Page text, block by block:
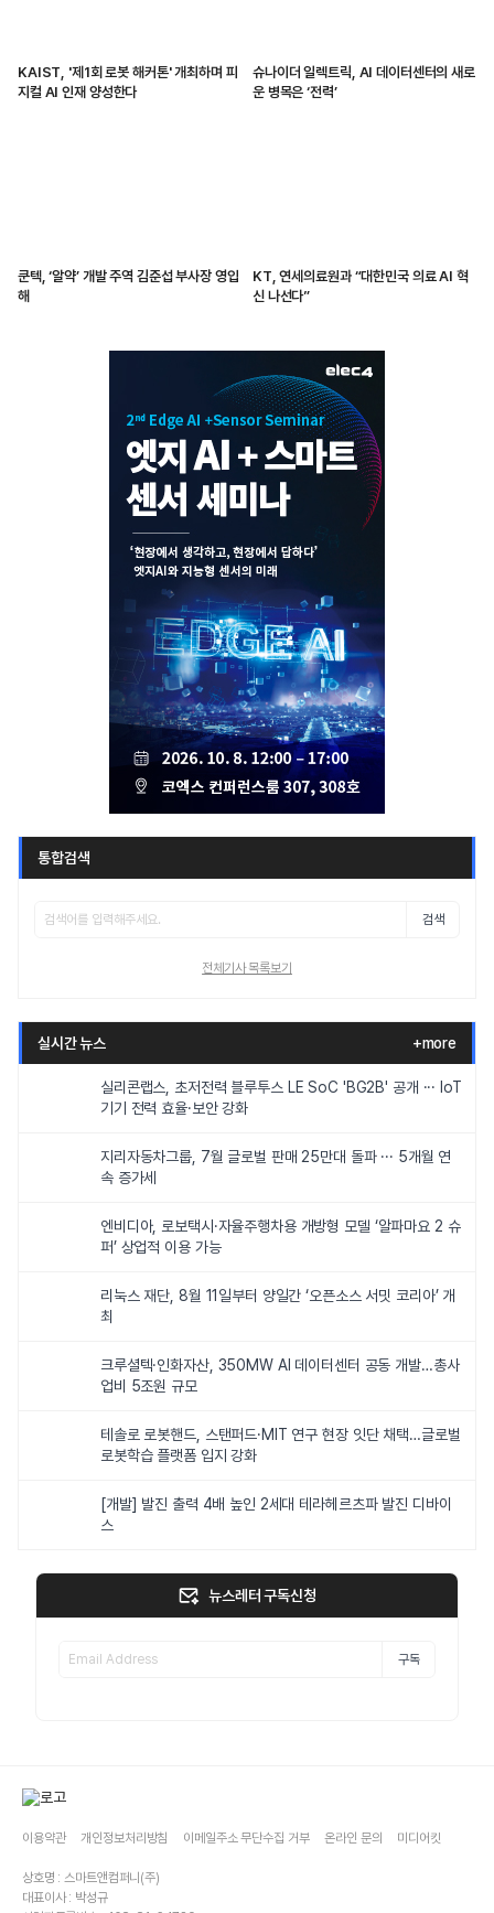
KAIST, '제1회 로봇 해커톤' 개최하며 피
지컬 AI 인재 양성한다
슈나이더 일렉트릭, AI 데이터센터의 새로
운 병목은 ‘전력’
쿤텍, ‘알약’ 개발 주역 김준섭 부사장 영입
해
KT, 연세의료원과 “대한민국 의료 AI 혁
신 나선다”
통합검색
검색
전체기사 목록보기
실시간 뉴스 +more
실리콘랩스, 초저전력 블루투스 LE SoC 'BG2B' 공개 ··· IoT
기기 전력 효율·보안 강화
지리자동차그룹, 7월 글로벌 판매 25만대 돌파 ··· 5개월 연
속 증가세
엔비디아, 로보택시·자율주행차용 개방형 모델 ‘알파마요 2 슈
퍼’ 상업적 이용 가능
리눅스 재단, 8월 11일부터 양일간 ‘오픈소스 서밋 코리아’ 개
최
크루셜텍·인화자산, 350MW AI 데이터센터 공동 개발…총사
업비 5조원 규모
테솔로 로봇핸드, 스탠퍼드·MIT 연구 현장 잇단 채택…글로벌
로봇학습 플랫폼 입지 강화
[개발] 발진 출력 4배 높인 2세대 테라헤르츠파 발진 디바이
스
뉴스레터 구독신청
구독
이용약관 개인정보처리방침 이메일주소 무단수집 거부 온라인 문의 미디어킷
상호명 : 스마트앤컴퍼니(주)
대표이사 : 박성규